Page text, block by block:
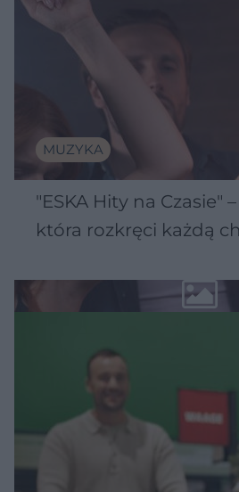
MUZYKA
"ESKA Hity na Czasie"
która rozkręci każdą